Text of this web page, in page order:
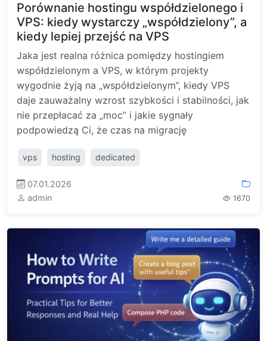
Porównanie hostingu współdzielonego i
VPS: kiedy wystarczy „współdzielony”, a
kiedy lepiej przejść na VPS
Jaka jest realna różnica pomiędzy hostingiem
współdzielonym a VPS, w którym projekty
wygodnie żyją na „współdzielonym”, kiedy VPS
daje zauważalny wzrost szybkości i stabilności, jak
nie przepłacać za „moc” i jakie sygnały
podpowiedzą Ci, że czas na migrację
vps hosting dedicated
07.01.2026
admin
1670